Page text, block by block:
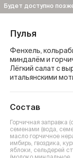
Будет доступно
Пулья
Фенхель,
миндалём и
Лёгкий салат с
итальянскими
Состав
Горчичная заправка
семенами (вода,
масло горчичное
имбирь, гвоздика,
яблоки, сельдерей